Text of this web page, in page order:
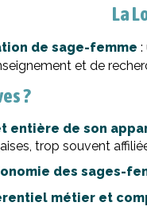
La
de sage-femme :
et de
?
entière de son
trop souvent
des sages-
métier et